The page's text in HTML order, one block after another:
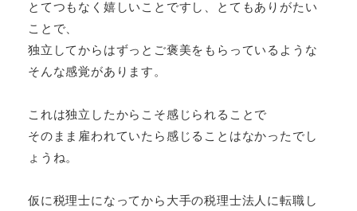
とてつもなく嬉しいことですし、とてもありがたい
ことで、
独立してからはずっとご褒美をもらっているような
そんな感覚があります。
これは独立したからこそ感じられることで
そのまま雇われていたら感じることはなかったでし
ょうね。
仮に税理士になってから大手の税理士法人に転職し